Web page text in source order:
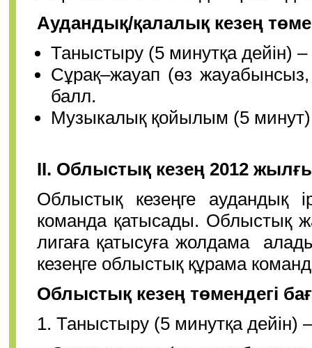
Аудандық/қалалық кезең
Таныстыру (5 минутқа дейін)
Сұрақ–жауап (өз
балл.
Музыкалық қойылым (5
ІІ. Облыстық кезең 2012
Облыстық кезеңге аудандық
команда қатысады. Облыстық
лигаға қатысуға жолдама
кезеңге облыстық құрама
Облыстық кезең төмендегі
1. Таныстыру (5 минутқа дейін)